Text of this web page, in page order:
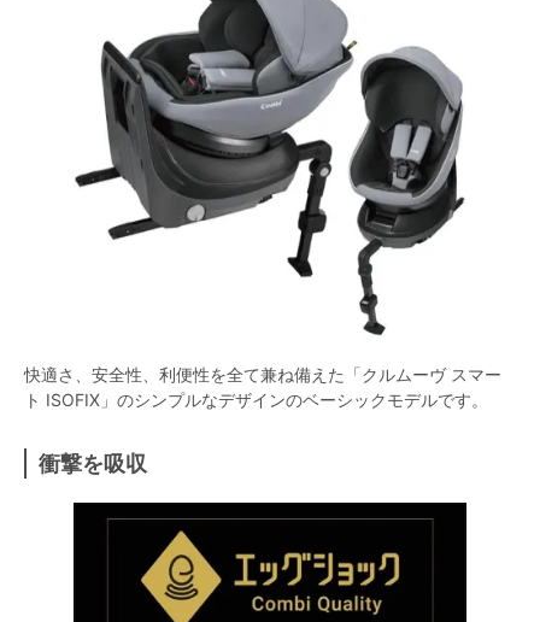
快適さ、安全性、利便性を全て兼ね備えた「クルムーヴ スマー
ト ISOFIX」のシンプルなデザインのベーシックモデルです。
衝撃を吸収